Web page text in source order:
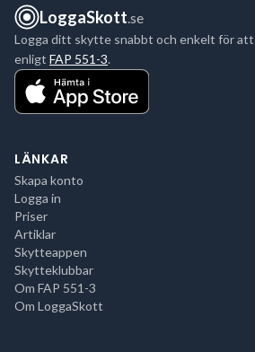
LoggaSkott.se
Logga ditt skytte snabbt och enkelt för att
enligt FAP 551-3.
LÄNKAR
Skapa konto
Logga in
Priser
Artiklar
Skytteappen
Skytteklubbar
Om FAP 551-3
Om LoggaSkott